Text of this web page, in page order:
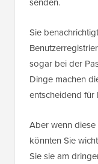
Sie
sogar bei der
Dinge machen
entscheidend für
Aber wenn
könnten Sie
Sie sie am